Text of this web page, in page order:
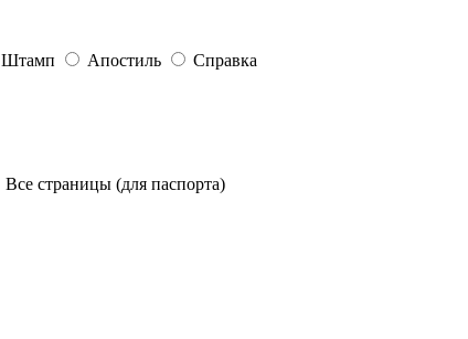
Штамп Апостиль
Справка
Все страницы (для паспорта)